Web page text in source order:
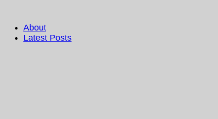
About
Latest Posts